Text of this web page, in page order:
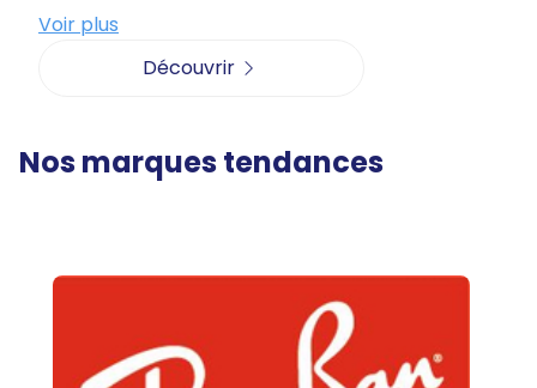
Voir plus
Découvrir
Nos marques tendances